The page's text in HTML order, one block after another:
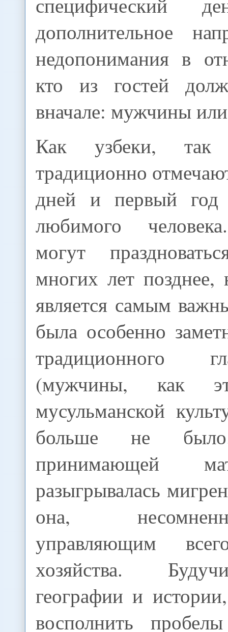
дополнительное
недопонимания в
кто из гостей
вначале: мужчины
Как узбеки,
традиционно
дней и первый год
любимого
могут
многих лет
является самым
была особенно
традиционного
(мужчины, как
мусульманской
больше не
принимающей
разыгрывалась
она,
управляющим
хозяйства.
географии и
восполнить